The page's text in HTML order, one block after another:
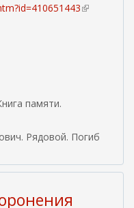
(
ы
к
памяти.
Рядовой. Погиб